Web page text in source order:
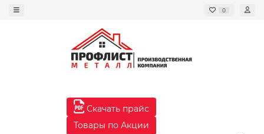
0
Скачать прайс
Товары по Акции